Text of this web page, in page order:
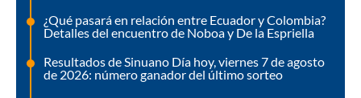
¿Qué pasará en relación entre Ecuador y Colombia?
Detalles del encuentro de Noboa y De la Espriella
Resultados de Sinuano Día hoy, viernes 7 de agosto
de 2026: número ganador del último sorteo